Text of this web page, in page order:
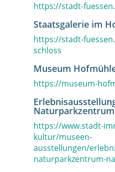
https://stadt-
Staatsgalerie im
https://stadt-
schloss
Museum
https://museum-
Naturparkzentrum
https://www.stadt-
kultur/museen-
ausstellungen/
naturparkzentrum-